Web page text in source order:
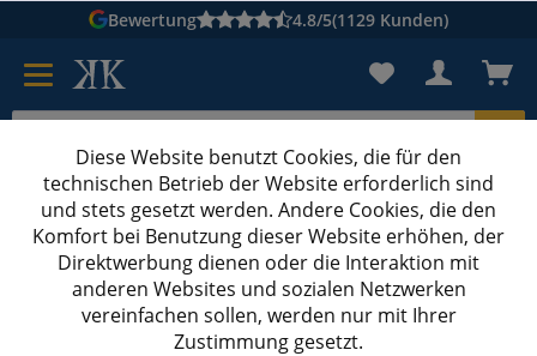
Bewertung 4.8/5(1129 Kunden)
Karton suchen
Kartons bedruckenKartons nach Maß
Kartons ab 400 mm Länge
Diese Website benutzt Cookies, die für den
technischen Betrieb der Website erforderlich sind
und stets gesetzt werden. Andere Cookies, die den
Komfort bei Benutzung dieser Website erhöhen, der
Direktwerbung dienen oder die Interaktion mit
anderen Websites und sozialen Netzwerken
vereinfachen sollen, werden nur mit Ihrer
Zustimmung gesetzt.